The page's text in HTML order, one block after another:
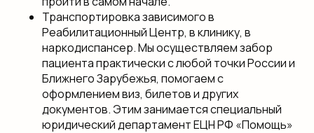
Транспортировка зависимого в
Реабилитационный Центр, в клинику, в
наркодиспансер. Мы осуществляем забор
пациента практически с любой точки России и
Ближнего Зарубежья, помогаем с
оформлением виз, билетов и других
документов. Этим занимается специальный
юридический департамент ЕЦН РФ «Помощь»